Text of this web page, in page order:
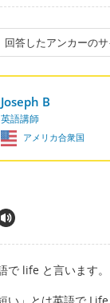
回答したアンカーのサ
Joseph B
英語講師
アメリカ合衆国
で life と言います。
い」とは英語で